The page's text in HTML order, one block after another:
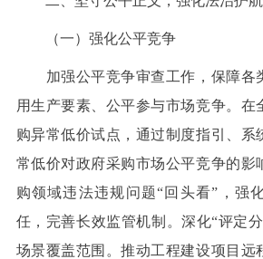
（一）强化公平竞争
加强公平竞争审查工作，保障各
用生产要素、公平参与市场竞争。在
购异常低价试点，通过制度指引、系
常低价对政府采购市场公平竞争的影
购领域违法违规问题“回头看”，强
任，完善长效监管机制。深化“评定
场景覆盖范围。推动工程建设项目远